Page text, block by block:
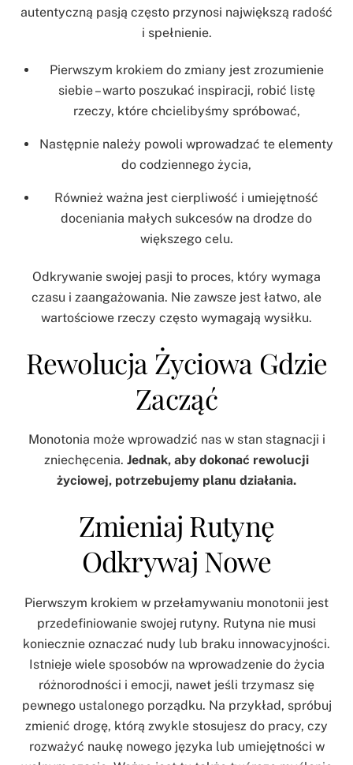
autentyczną pasją często przynosi największą radość
i spełnienie.
Pierwszym krokiem do zmiany jest zrozumienie
siebie – warto poszukać inspiracji, robić listę
rzeczy, które chcielibyśmy spróbować,
Następnie należy powoli wprowadzać te elementy
do codziennego życia,
Również ważna jest cierpliwość i umiejętność
doceniania małych sukcesów na drodze do
większego celu.
Odkrywanie swojej pasji to proces, który wymaga
czasu i zaangażowania. Nie zawsze jest łatwo, ale
wartościowe rzeczy często wymagają wysiłku.
Rewolucja Życiowa Gdzie
Zacząć
Monotonia może wprowadzić nas w stan stagnacji i
zniechęcenia. Jednak, aby dokonać rewolucji
życiowej, potrzebujemy planu działania.
Zmieniaj Rutynę
Odkrywaj Nowe
Pierwszym krokiem w przełamywaniu monotonii jest
przedefiniowanie swojej rutyny. Rutyna nie musi
koniecznie oznaczać nudy lub braku innowacyjności.
Istnieje wiele sposobów na wprowadzenie do życia
różnorodności i emocji, nawet jeśli trzymasz się
pewnego ustalonego porządku. Na przykład, spróbuj
zmienić drogę, którą zwykle stosujesz do pracy, czy
rozważyć naukę nowego języka lub umiejętności w